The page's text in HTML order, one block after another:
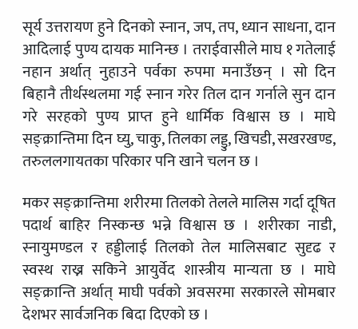
सूर्य उत्तरायण हुने दिनको स्नान, जप, तप, ध्यान साधना, दान
आदिलाई पुण्य दायक मानिन्छ । तराईवासीले माघ १ गतेलाई
नहान अर्थात् नुहाउने पर्वका रुपमा मनाउँछन् । सो दिन
बिहानै तीर्थस्थलमा गई स्नान गरेर तिल दान गर्नाले सुन दान
गरे सरहको पुण्य प्राप्त हुने धार्मिक विश्वास छ । माघे
सङ्क्रान्तिमा दिन घ्यु, चाकु, तिलका लड्डु, खिचडी, सखरखण्ड,
तरुललगायतका परिकार पनि खाने चलन छ ।
मकर सङ्क्रान्तिमा शरीरमा तिलको तेलले मालिस गर्दा दूषित
पदार्थ बाहिर निस्कन्छ भन्ने विश्वास छ । शरीरका नाडी,
स्नायुमण्डल र हड्डीलाई तिलको तेल मालिसबाट सुदृढ र
स्वस्थ राख्न सकिने आयुर्वेद शास्त्रीय मान्यता छ । माघे
सङ्क्रान्ति अर्थात् माघी पर्वको अवसरमा सरकारले सोमबार
देशभर सार्वजनिक बिदा दिएको छ ।